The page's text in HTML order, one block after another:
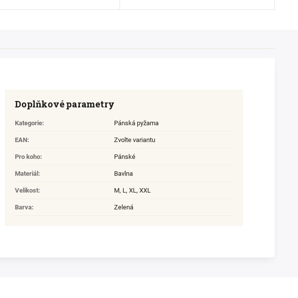
Doplňkové parametry
Kategorie: Pánská pyžama
EAN: Zvolte variantu
Pro koho: Pánské
Materiál : Bavlna
Velikost: M, L, XL, XXL
Barva: Zelená